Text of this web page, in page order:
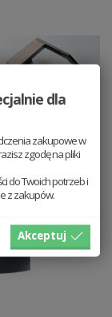
dla
zakupowe w
zgodę na pliki
do Twoich potrzeb i
z zakupów.
Akceptuj